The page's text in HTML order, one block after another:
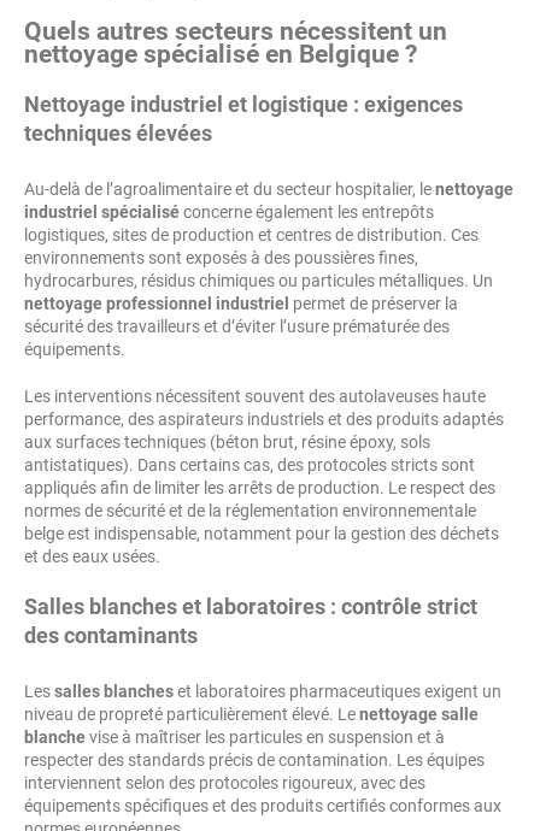
Quels autres secteurs nécessitent un
nettoyage spécialisé en Belgique ?
Nettoyage industriel et logistique : exigences
techniques élevées
Au-delà de l’agroalimentaire et du secteur hospitalier, lenettoyage
industriel spécialiséconcerne également les entrepôts
logistiques, sites de production et centres de distribution. Ces
environnements sont exposés à des poussières fines,
hydrocarbures, résidus chimiques ou particules métalliques. Un
nettoyage professionnel industriel permet de préserver la
sécurité des travailleurs et d’éviter l’usure prématurée des
équipements.
Les interventions nécessitent souvent des autolaveuses haute
performance, des aspirateurs industriels et des produits adaptés
aux surfaces techniques (béton brut, résine époxy, sols
antistatiques). Dans certains cas, des protocoles stricts sont
appliqués afin de limiter les arrêts de production. Le respect des
normes de sécurité et de la réglementation environnementale
belge est indispensable, notamment pour la gestion des déchets
et des eaux usées.
Salles blanches et laboratoires : contrôle strict
des contaminants
Lessalles blancheset laboratoires pharmaceutiques exigent un
niveau de propreté particulièrement élevé. Lenettoyage salle
blanchevise à maîtriser les particules en suspension et à
respecter des standards précis de contamination. Les équipes
interviennent selon des protocoles rigoureux, avec des
équipements spécifiques et des produits certifiés conformes aux